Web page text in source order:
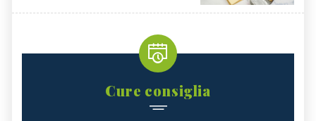
Cure consiglia